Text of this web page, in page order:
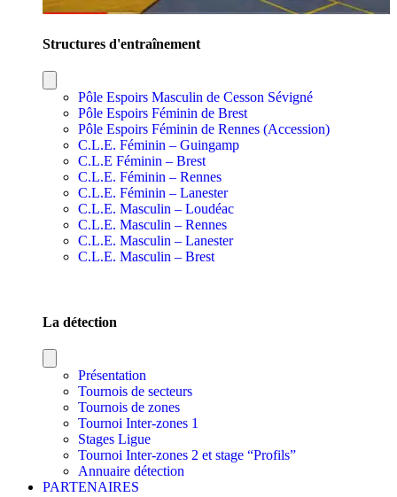
Structures d'entraînement
Pôle Espoirs Masculin de Cesson Sévigné
Pôle Espoirs Féminin de Brest
Pôle Espoirs Féminin de Rennes (Accession)
C.L.E. Féminin – Guingamp
C.L.E Féminin – Brest
C.L.E. Féminin – Rennes
C.L.E. Féminin – Lanester
C.L.E. Masculin – Loudéac
C.L.E. Masculin – Rennes
C.L.E. Masculin – Lanester
C.L.E. Masculin – Brest
La détection
Présentation
Tournois de secteurs
Tournois de zones
Tournoi Inter-zones 1
Stages Ligue
Tournoi Inter-zones 2 et stage “Profils”
Annuaire détection
PARTENAIRES